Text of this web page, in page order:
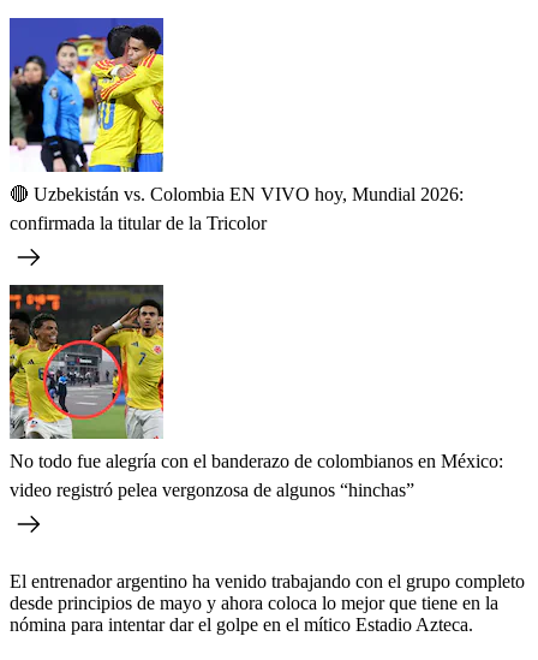
🔴 Uzbekistán vs. Colombia EN VIVO hoy, Mundial 2026:
confirmada la titular de la Tricolor
No todo fue alegría con el banderazo de colombianos en México:
video registró pelea vergonzosa de algunos “hinchas”
El entrenador argentino ha venido trabajando con el grupo completo
desde principios de mayo y ahora coloca lo mejor que tiene en la
nómina para intentar dar el golpe en el mítico Estadio Azteca.